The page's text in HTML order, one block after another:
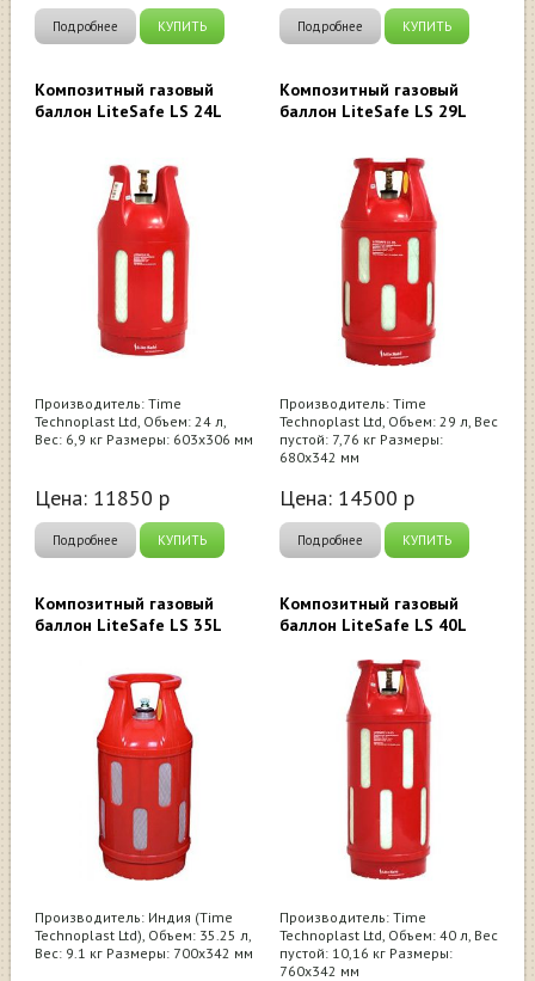
Подробнее КУПИТЬ Подробнее КУПИТЬ
Композитный газовый
баллон LiteSafe LS 24L
Производитель: Time
Technoplast Ltd, Объем: 24 л,
Вес: 6,9 кг Размеры: 603х306 мм
Цена: 11850 р
Подробнее КУПИТЬ
Композитный газовый
баллон LiteSafe LS 29L
Производитель: Time
Technoplast Ltd, Объем: 29 л, Вес
пустой: 7,76 кг Размеры:
680х342 мм
Цена: 14500 р
Подробнее КУПИТЬ
Композитный газовый
баллон LiteSafe LS 35L
Производитель: Индия (Time
Technoplast Ltd), Объем: 35.25 л,
Вес: 9.1 кг Размеры: 700х342 мм
Композитный газовый
баллон LiteSafe LS 40L
Производитель: Time
Technoplast Ltd, Объем: 40 л, Вес
пустой: 10,16 кг Размеры:
760х342 мм